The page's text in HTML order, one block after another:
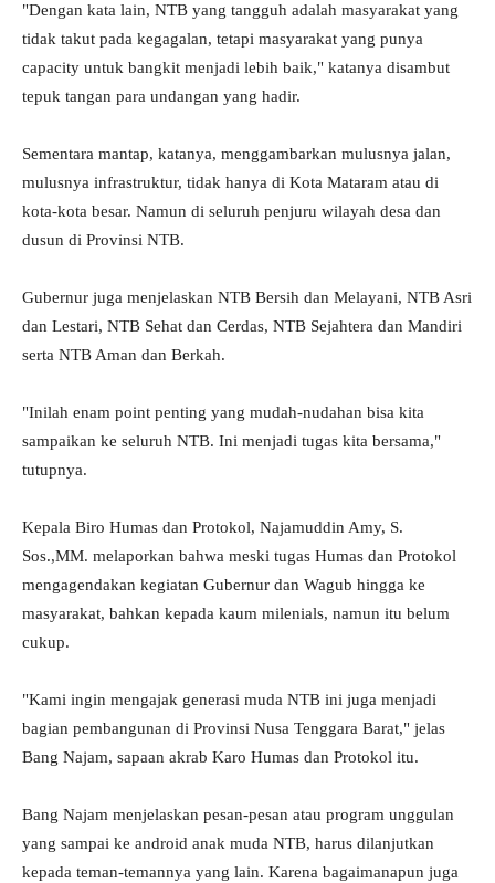
"Dengan kata lain, NTB yang tangguh adalah masyarakat yang
tidak takut pada kegagalan, tetapi masyarakat yang punya
capacity untuk bangkit menjadi lebih baik," katanya disambut
tepuk tangan para undangan yang hadir.
Sementara mantap, katanya, menggambarkan mulusnya jalan,
mulusnya infrastruktur, tidak hanya di Kota Mataram atau di
kota-kota besar. Namun di seluruh penjuru wilayah desa dan
dusun di Provinsi NTB.
Gubernur juga menjelaskan NTB Bersih dan Melayani, NTB Asri
dan Lestari, NTB Sehat dan Cerdas, NTB Sejahtera dan Mandiri
serta NTB Aman dan Berkah.
"Inilah enam point penting yang mudah-nudahan bisa kita
sampaikan ke seluruh NTB. Ini menjadi tugas kita bersama,"
tutupnya.
Kepala Biro Humas dan Protokol, Najamuddin Amy, S.
Sos.,MM. melaporkan bahwa meski tugas Humas dan Protokol
mengagendakan kegiatan Gubernur dan Wagub hingga ke
masyarakat, bahkan kepada kaum milenials, namun itu belum
cukup.
"Kami ingin mengajak generasi muda NTB ini juga menjadi
bagian pembangunan di Provinsi Nusa Tenggara Barat," jelas
Bang Najam, sapaan akrab Karo Humas dan Protokol itu.
Bang Najam menjelaskan pesan-pesan atau program unggulan
yang sampai ke android anak muda NTB, harus dilanjutkan
kepada teman-temannya yang lain. Karena bagaimanapun juga